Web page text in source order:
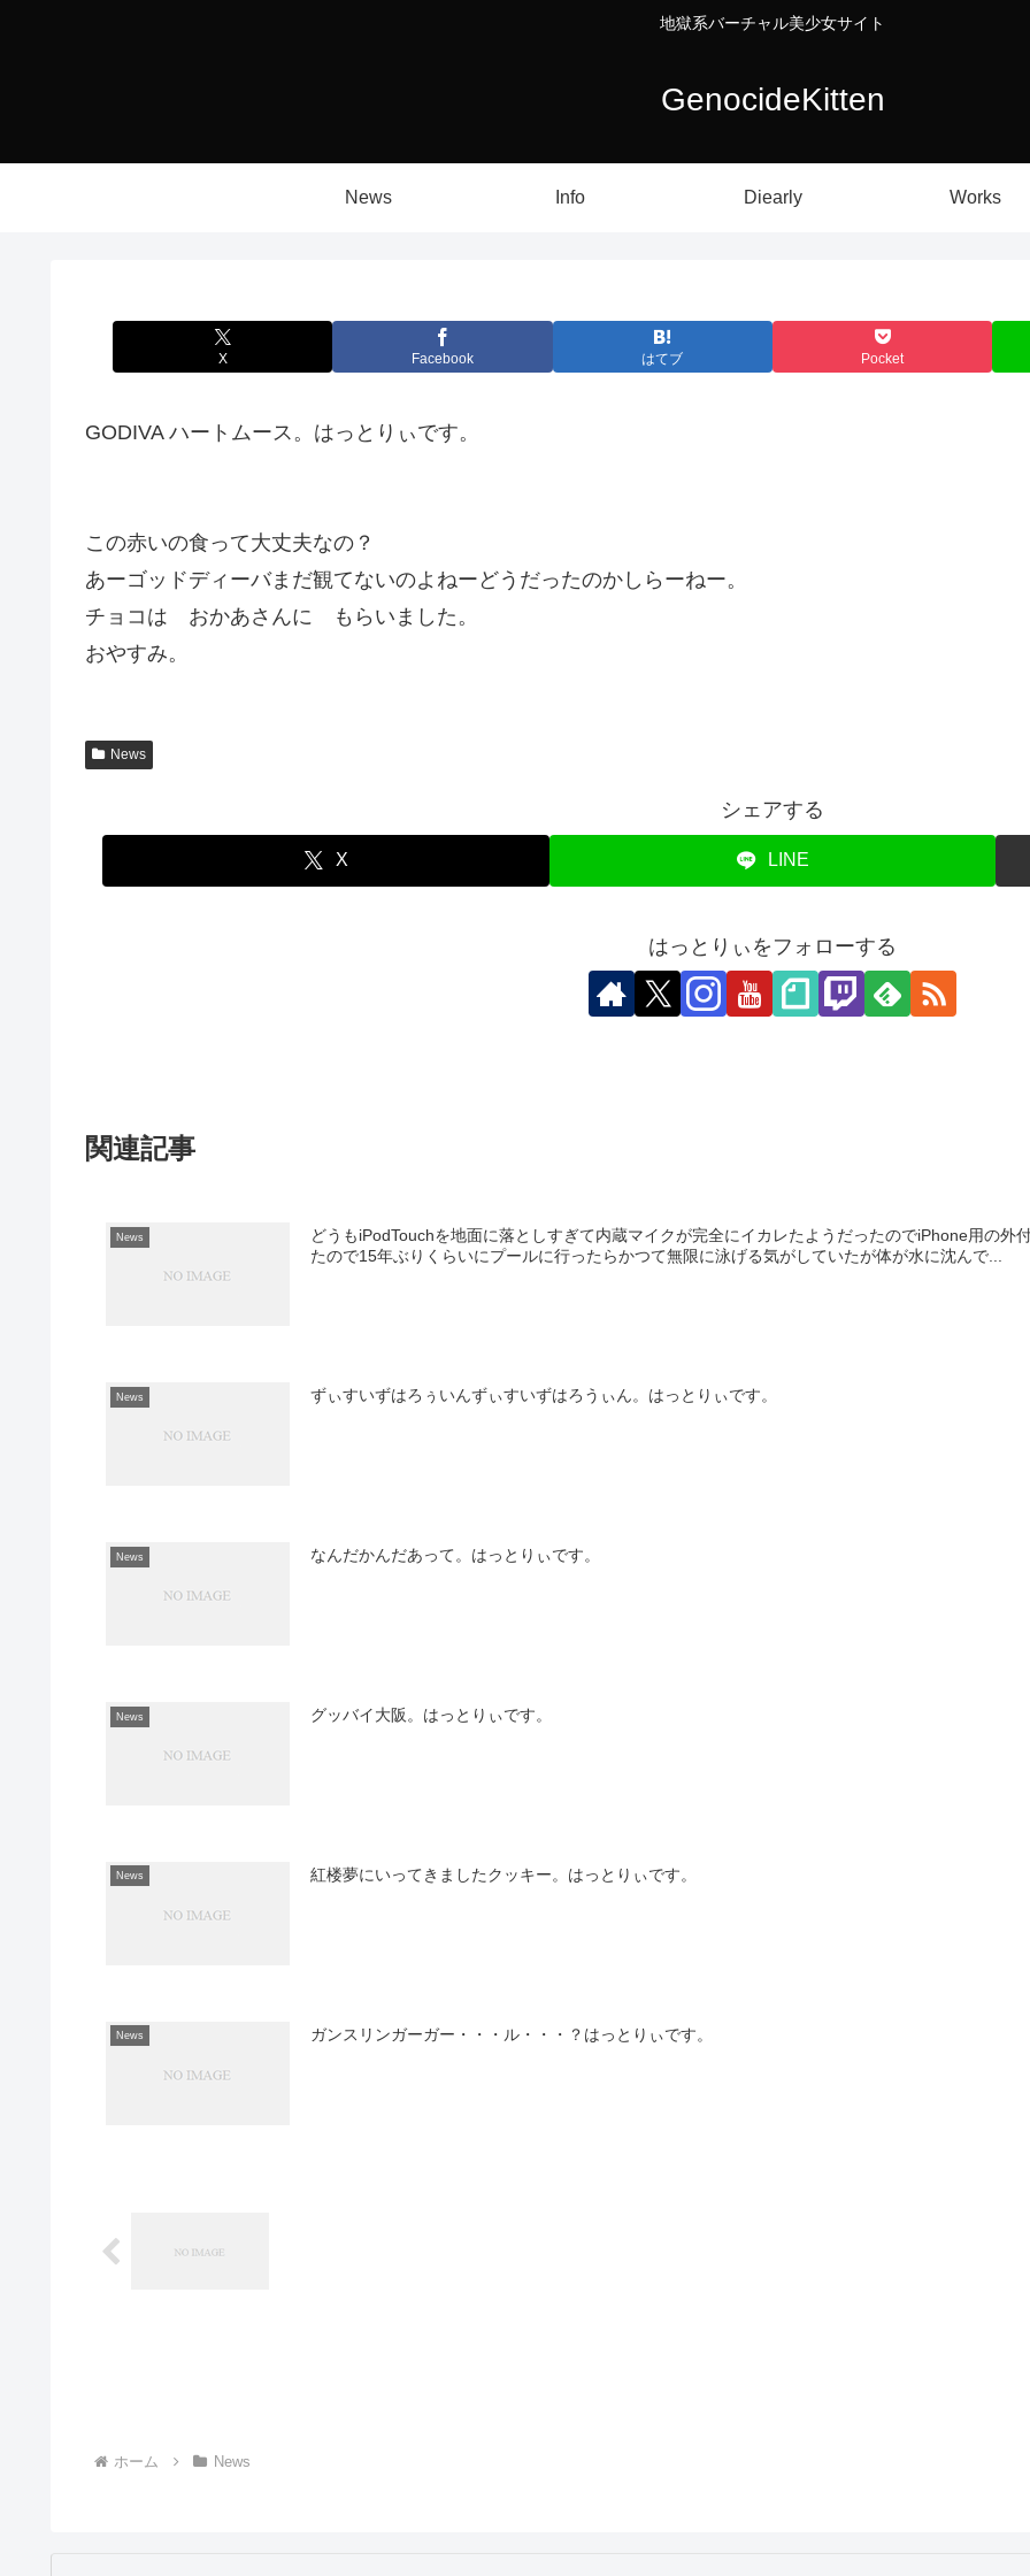
地獄系バーチャル美少女サイト
GenocideKitten
News Info Diearly Works
X Facebook はてブ Pocket
GODIVA ハートムース。はっとりぃです。
この赤いの食って大丈夫なの？
あーゴッドディーバまだ観てないのよねーどうだったのかしらーねー。
チョコは おかあさんに もらいました。
おやすみ。
News
シェアする
X LINE
はっとりぃをフォローする
関連記事
News
どうもiPodTouchを地面に落としすぎて内蔵マイクが完全にイカレたようだったのでiPhone用の
たので15年ぶりくらいにプールに行ったらかつて無限に泳げる気がしていたが体が水に沈んで...
News ずぃすいずはろぅいんずぃすいずはろうぃん。はっとりぃです。
News なんだかんだあって。はっとりぃです。
News グッバイ大阪。はっとりぃです。
News 紅楼夢にいってきましたクッキー。はっとりぃです。
News ガンスリンガーガー・・・ル・・・？はっとりぃです。
ホーム News